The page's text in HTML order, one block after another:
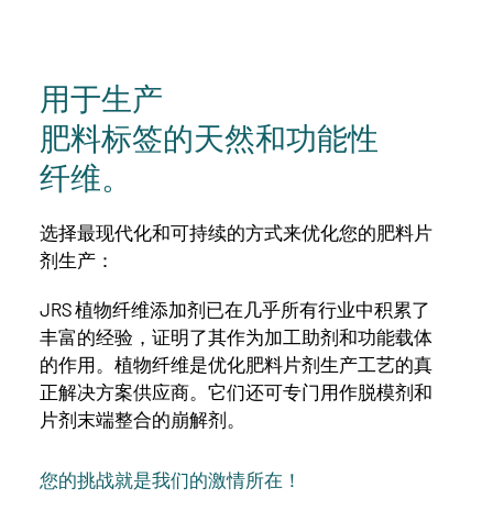
用于生产
肥料标签的天然和功能性
纤维。
选择最现代化和可持续的方式来优化您的肥料片
剂生产：
JRS 植物纤维添加剂已在几乎所有行业中积累了
丰富的经验，证明了其作为加工助剂和功能载体
的作用。植物纤维是优化肥料片剂生产工艺的真
正解决方案供应商。它们还可专门用作脱模剂和
片剂末端整合的崩解剂。
您的挑战就是我们的激情所在！